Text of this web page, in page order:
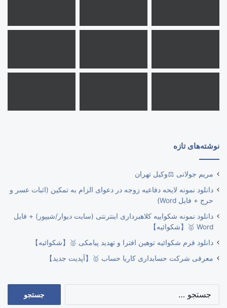
نوشته‌های تازه
مریم جولانی ⚖️وکیل تهران
دانلود نمونه لایحه دفاعیه زوجه در دعوای الزام به تمکین (اثبات عسر و
حرج + فایل Word)
دانلود نمونه شکواییه کلاهبرداری اینترنتی (سایت دیوار/شیپور) + فایل
Word 🥇【شکوائیه】
دانلود فرم شکوائیه توهین افترا و تهدید پیامکی 🥇【شکوائیه】
معرفی شرکت حسابداری کاریا حساب 🥇【آپدیت جدید】